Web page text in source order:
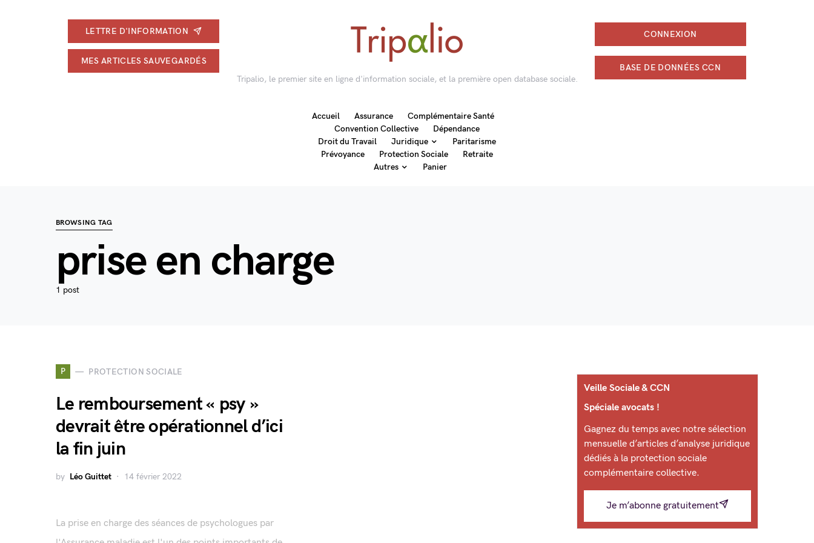
LETTRE D'INFORMATION
MES ARTICLES SAUVEGARDÉS
Tripalio, le premier site en ligne d'information sociale, et la première open database sociale.
CONNEXION
BASE DE DONNÉES CCN
Accueil Assurance
Complémentaire Santé
Convention Collective
Dépendance
Droit du Travail
Juridique
Paritarisme
Prévoyance
Protection Sociale
Retraite
Autres
Panier
BROWSING TAG
prise en charge
1 post
P PROTECTION SOCIALE
Le remboursement « psy »
devrait être opérationnel d’ici
la fin juin
by Léo Guittet 14 février 2022
La prise en charge des séances de psychologues par
Veille Sociale & CCN
Spéciale avocats !
Gagnez du temps avec notre sélection
mensuelle d’articles d’analyse juridique
dédiés à la protection sociale
complémentaire collective.
Je m’abonne gratuitement